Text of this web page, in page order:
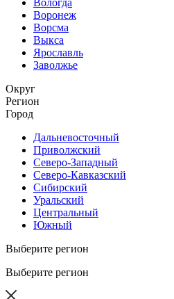
Вологда
Воронеж
Ворсма
Выкса
Ярославль
Заволжье
Округ
Регион
Город
Дальневосточный
Приволжский
Северо-Западный
Северо-Кавказский
Сибирский
Уральский
Центральный
Южный
Выберите регион
Выберите регион